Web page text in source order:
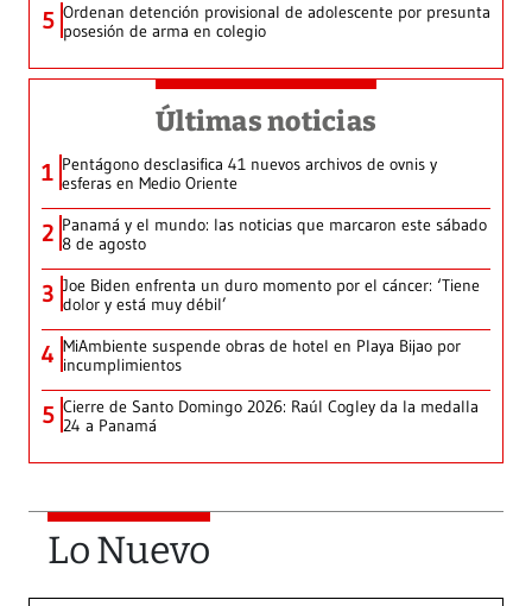
5 Ordenan detención provisional de adolescente por presunta
posesión de arma en colegio
Últimas noticias
1 Pentágono desclasifica 41 nuevos archivos de ovnis y
esferas en Medio Oriente
2 Panamá y el mundo: las noticias que marcaron este sábado
8 de agosto
3 Joe Biden enfrenta un duro momento por el cáncer: ‘Tiene
dolor y está muy débil’
4 MiAmbiente suspende obras de hotel en Playa Bijao por
incumplimientos
5 Cierre de Santo Domingo 2026: Raúl Cogley da la medalla
24 a Panamá
Lo Nuevo